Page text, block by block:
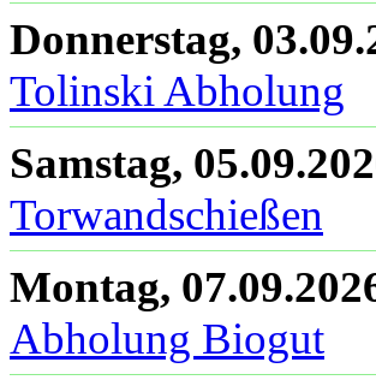
Donnerstag,
Tolinski Abholung
Samstag,
Torwandschießen
Montag,
Abholung Biogut